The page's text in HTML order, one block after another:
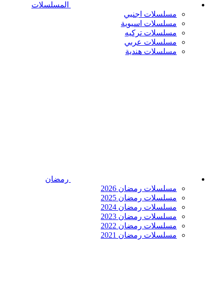
المسلسلات
مسلسلات اجنبي
مسلسلات اسيوية
مسلسلات تركيه
مسلسلات عربي
مسلسلات هندية
رمضان
مسلسلات رمضان 2026
مسلسلات رمضان 2025
مسلسلات رمضان 2024
مسلسلات رمضان 2023
مسلسلات رمضان 2022
مسلسلات رمضان 2021